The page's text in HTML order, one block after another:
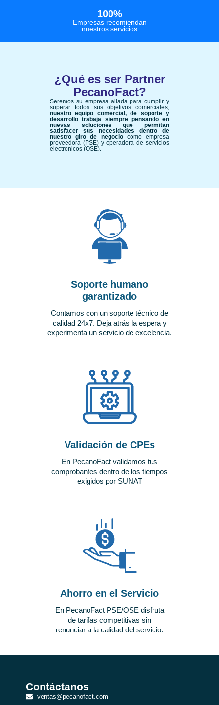
100%
Empresas recomiendan
nuestros servicios
¿Qué es ser Partner
PecanoFact?
Seremos su empresa aliada para cumplir y
superar todos sus objetivos comerciales,
nuestro equipo comercial, de soporte y
desarrollo trabaja siempre pensando en
nuevas soluciones que permitan
satisfacer sus necesidades dentro de
nuestro giro de negociocomo empresa
proveedora (PSE) y operadora de servicios
electrónicos (OSE).
Soporte humano
garantizado
Contamos con un soporte técnico de
calidad 24x7. Deja atrás la espera y
experimenta un servicio de excelencia.
Validación de CPEs
En PecanoFact validamos tus
comprobantes dentro de los tiempos
exigidos por SUNAT
Ahorro en el Servicio
En PecanoFact PSE/OSE disfruta
de tarifas competitivas sin
renunciar a la calidad del servicio.
Contáctanos​
ventas@pecanofact.com